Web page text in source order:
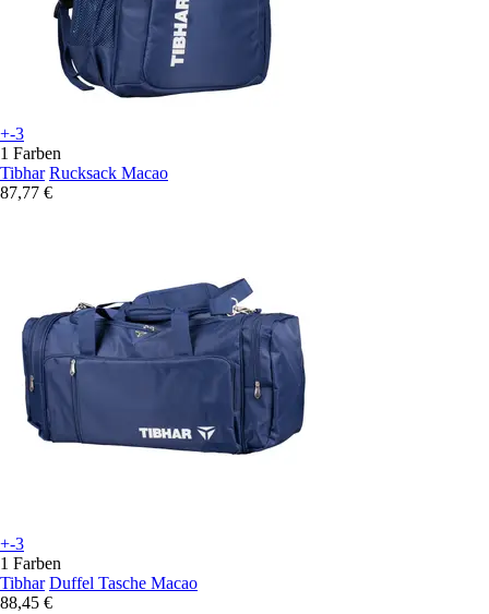
+-3
1 Farben
Tibhar Rucksack Macao
87,77 €
+-3
1 Farben
Tibhar Duffel Tasche Macao
88,45 €